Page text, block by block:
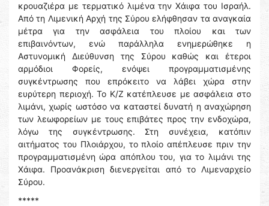
κρουαζιέρα με τερματικό λιμένα την Χάιφα του Ισραήλ.
Από τη Λιμενική Αρχή της Σύρου ελήφθησαν τα αναγκαία
μέτρα για την ασφάλεια του πλοίου και των
επιβαινόντων, ενώ παράλληλα ενημερώθηκε η
Αστυνομική Διεύθυνση της Σύρου καθώς και έτεροι
αρμόδιοι Φορείς, ενόψει προγραμματισμένης
συγκέντρωσης που επρόκειτο να λάβει χώρα στην
ευρύτερη περιοχή. Το Κ/Ζ κατέπλευσε με ασφάλεια στο
λιμάνι, χωρίς ωστόσο να καταστεί δυνατή η αναχώρηση
των λεωφορείων με τους επιβάτες προς την ενδοχώρα,
λόγω της συγκέντρωσης. Στη συνέχεια, κατόπιν
αιτήματος του Πλοιάρχου, το πλοίο απέπλευσε πριν την
προγραμματισμένη ώρα απόπλου του, για το λιμάνι της
Χάιφα. Προανάκριση διενεργείται από το Λιμεναρχείο
Σύρου.
*****